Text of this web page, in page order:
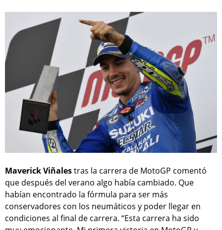
Maverick Viñalestras la carrera de MotoGP comentó
que después del verano algo había cambiado. Que
habían encontrado la fórmula para ser más
conservadores con los neumáticos y poder llegar en
condiciones al final de carrera. “Esta carrera ha sido